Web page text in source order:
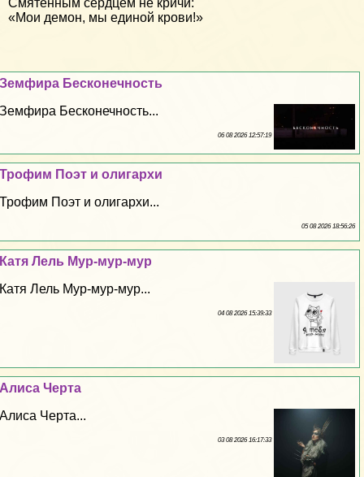
«Мои демон, мы единой крови!»
Земфира Бесконечность
Земфира Бесконечность...
06 08 2026 12:57:19
Трофим Поэт и олигархи
Трофим Поэт и олигархи...
05 08 2026 18:56:26
Катя Лель Мур-мур-мур
Катя Лель Мур-мур-мур...
04 08 2026 15:39:33
Алиса Черта
Алиса Черта...
03 08 2026 16:17:33